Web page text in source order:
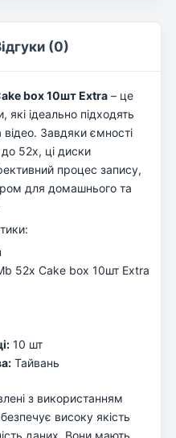
(0)
box 10шт Extra – це
які ідеально підходять
Завдяки ємності
52x, ці диски
процес запису,
для домашнього та
52x Cake box 10шт Extra
10 шт
Тайвань
з використанням
високу якість
даних. Вони мають